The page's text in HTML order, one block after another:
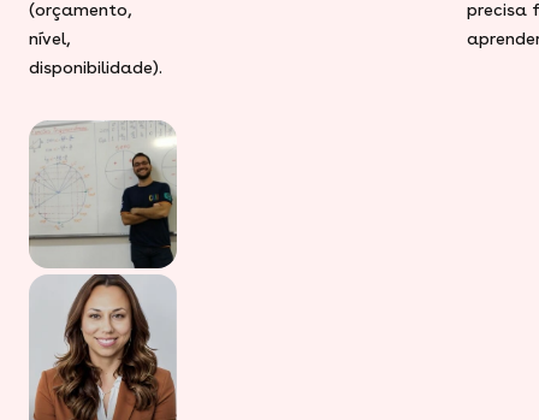
(orçamento,
nível,
disponibilidade).
precisa